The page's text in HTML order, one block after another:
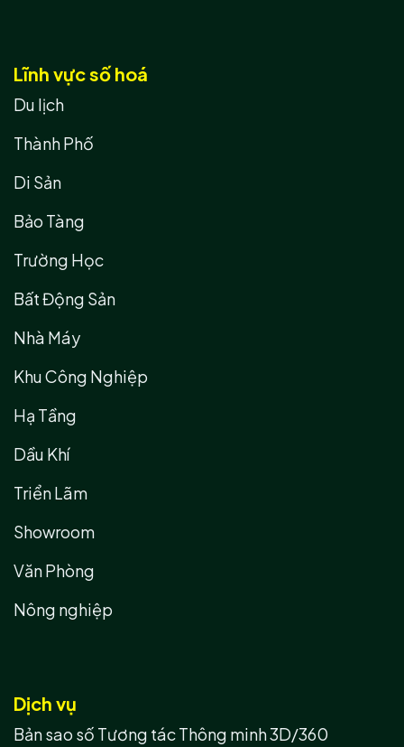
Lĩnh vực số hoá
Du lịch
Thành Phố
Di Sản
Bảo Tàng
Trường Học
Bất Động Sản
Nhà Máy
Khu Công Nghiệp
Hạ Tầng
Dầu Khí
Triển Lãm
Showroom
Văn Phòng
Nông nghiệp
Dịch vụ
Bản sao số Tương tác Thông minh 3D/360